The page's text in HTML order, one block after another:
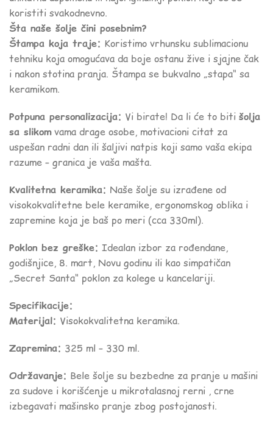
koristiti svakodnevno.
Šta naše šolje čini posebnim?
Štampa koja traje: Koristimo vrhunsku sublimacionu
tehniku koja omogućava da boje ostanu žive i sjajne čak
i nakon stotina pranja. Štampa se bukvalno „stapa“ sa
keramikom.
Potpuna personalizacija: Vi birate! Da li će to biti šolja
sa slikomvama drage osobe, motivacioni citat za
uspešan radni dan ili šaljivi natpis koji samo vaša ekipa
razume – granica je vaša mašta.
Kvalitetna keramika: Naše šolje su izrađene od
visokokvalitetne bele keramike, ergonomskog oblika i
zapremine koja je baš po meri (cca 330ml).
Poklon bez greške: Idealan izbor za rođendane,
godišnjice, 8. mart, Novu godinu ili kao simpatičan
„Secret Santa“ poklon za kolege u kancelariji.
Specifikacije:
Materijal: Visokokvalitetna keramika.
Zapremina: 325 ml – 330 ml.
Održavanje: Bele šolje su bezbedne za pranje u mašini
za sudove i korišćenje u mikrotalasnoj rerni , crne
izbegavati mašinsko pranje zbog postojanosti.